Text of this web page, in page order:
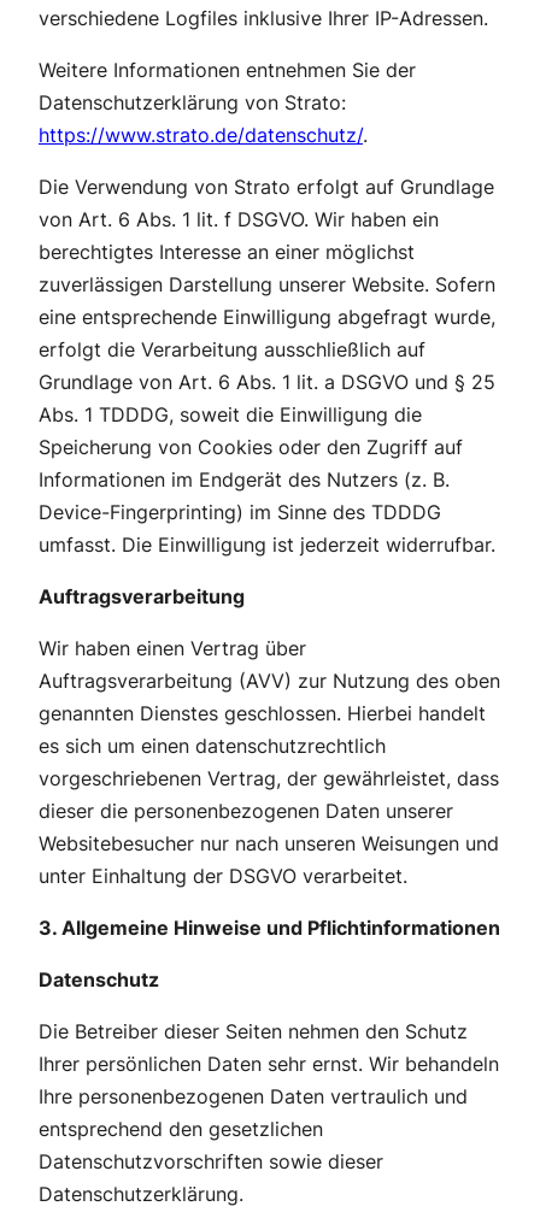
verschiedene Logfiles inklusive Ihrer IP-Adressen.
Weitere Informationen entnehmen Sie der
Datenschutzerklärung von Strato:
https://www.strato.de/datenschutz/.
Die Verwendung von Strato erfolgt auf Grundlage
von Art. 6 Abs. 1 lit. f DSGVO. Wir haben ein
berechtigtes Interesse an einer möglichst
zuverlässigen Darstellung unserer Website. Sofern
eine entsprechende Einwilligung abgefragt wurde,
erfolgt die Verarbeitung ausschließlich auf
Grundlage von Art. 6 Abs. 1 lit. a DSGVO und § 25
Abs. 1 TDDDG, soweit die Einwilligung die
Speicherung von Cookies oder den Zugriff auf
Informationen im Endgerät des Nutzers (z. B.
Device-Fingerprinting) im Sinne des TDDDG
umfasst. Die Einwilligung ist jederzeit widerrufbar.
Auftragsverarbeitung
Wir haben einen Vertrag über
Auftragsverarbeitung (AVV) zur Nutzung des oben
genannten Dienstes geschlossen. Hierbei handelt
es sich um einen datenschutzrechtlich
vorgeschriebenen Vertrag, der gewährleistet, dass
dieser die personenbezogenen Daten unserer
Websitebesucher nur nach unseren Weisungen und
unter Einhaltung der DSGVO verarbeitet.
3. Allgemeine Hinweise und Pflichtinformationen
Datenschutz
Die Betreiber dieser Seiten nehmen den Schutz
Ihrer persönlichen Daten sehr ernst. Wir behandeln
Ihre personenbezogenen Daten vertraulich und
entsprechend den gesetzlichen
Datenschutzvorschriften sowie dieser
Datenschutzerklärung.